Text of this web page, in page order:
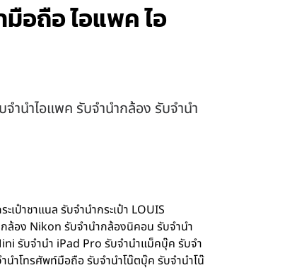
อถือ ไอแพค ไอ
ำนำไอแพค รับจำนำกล้อง รับจำนำ
เป๋าชาแนล รับจำนำกระเป๋า LOUIS
ล้อง Nikon รับจำนำกล้องนิคอน รับจำนำ
รับจำนำ iPad Pro รับจำนำแม็คบุ๊ค รับจำ
ำโทรศัพท์มือถือ รับจำนำโน๊ตบุ๊ค รับจำนำโน๊